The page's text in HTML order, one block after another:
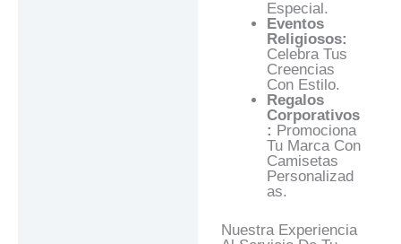
Especial.
Eventos
Religiosos:
Celebra Tus
Creencias
Con Estilo.
Regalos
Corporativos
: Promociona
Tu Marca Con
Camisetas
Personalizad
As.
Nuestra Experiencia